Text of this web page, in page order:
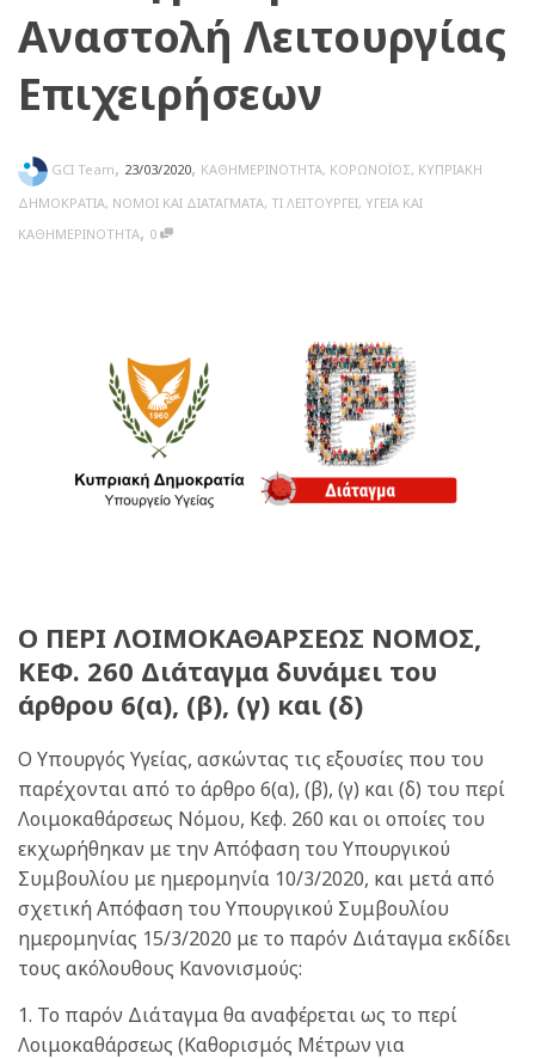
Αναστολή Λειτουργίας
Επιχειρήσεων
GCI Team, 23/03/2020, ΚΑΘΗΜΕΡΙΝΟΤΗΤΑ, ΚΟΡΩΝΟΪΟΣ, ΚΥΠΡΙΑΚΗ
ΔΗΜΟΚΡΑΤΙΑ, ΝΟΜΟΙ ΚΑΙ ΔΙΑΤΑΓΜΑΤΑ, ΤΙ ΛΕΙΤΟΥΡΓΕΙ, ΥΓΕΙΑ ΚΑΙ
ΚΑΘΗΜΕΡΙΝΟΤΗΤΑ, 0
Ο ΠΕΡΙ ΛΟΙΜΟΚΑΘΑΡΣΕΩΣ ΝΟΜΟΣ,
ΚΕΦ. 260 Διάταγμα δυνάμει του
άρθρου 6(α), (β), (γ) και (δ)
Ο Υπουργός Υγείας, ασκώντας τις εξουσίες που του
παρέχονται από το άρθρο 6(α), (β), (γ) και (δ) του περί
Λοιμοκαθάρσεως Νόμου, Κεφ. 260 και οι οποίες του
εκχωρήθηκαν με την Απόφαση του Υπουργικού
Συμβουλίου με ημερομηνία 10/3/2020, και μετά από
σχετική Απόφαση του Υπουργικού Συμβουλίου
ημερομηνίας 15/3/2020 με το παρόν Διάταγμα εκδίδει
τους ακόλουθους Κανονισμούς:
1. Το παρόν Διάταγμα θα αναφέρεται ως το περί
Λοιμοκαθάρσεως (Καθορισμός Μέτρων για